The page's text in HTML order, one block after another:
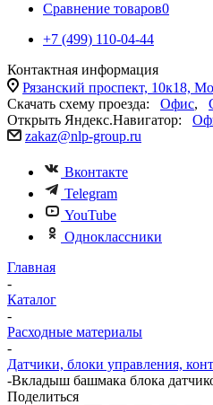
Сравнение товаров0
+7 (499) 110-04-44
Контактная информация
Рязанский проспект, 10к18,
Скачать схему проезда: Офис,
Открыть Яндекс.Навигатор:
zakaz@nlp-group.ru
Вконтакте
Telegram
YouTube
Одноклассники
Главная
-
Каталог
-
Расходные материалы
-
Датчики, блоки управления,
-Вкладыш башмака блока
Поделиться